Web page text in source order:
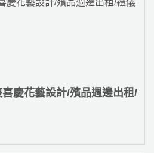
慶花藝設計/殯品週邊出租/